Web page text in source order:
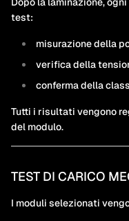
test:
misurazione della
verifica della
conferma della
Tutti i risultati vengono
del modulo.
TEST DI CARICO
I moduli selezionati